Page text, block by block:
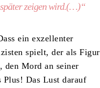
zeigen wird.(…)“
ein exzellenter
spielt, der als Figur
den Mord an seiner
Plus! Das Lust darauf